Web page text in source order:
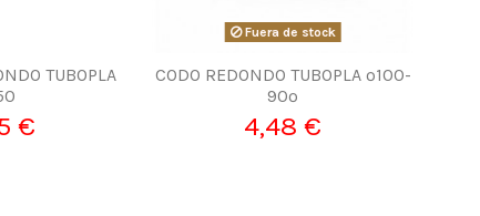
TUBOPLA
€
Fuera de stock
CODO REDONDO TUBOPLA º100-
90º
4,48 €